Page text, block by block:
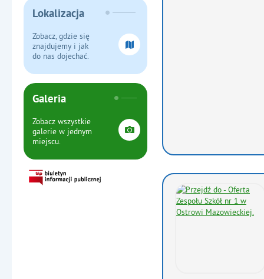
Lokalizacja
Zobacz, gdzie się
znajdujemy i jak
do nas dojechać.
Galeria
Zobacz wszystkie
galerie w jednym
miejscu.